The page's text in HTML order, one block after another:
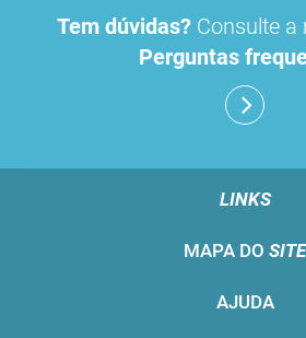
Tem dúvidas? Consulte a
Perguntas
LINKS
MAPA DO SITE
AJUDA